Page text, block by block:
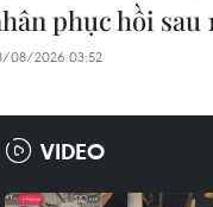
phục hồi sau
08/2026 03:52
VIDEO